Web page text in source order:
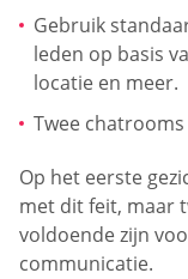
Gebruik
leden op basis
locatie en meer.
Twee
Op het eerste
met dit feit, maar
voldoende zijn
communicatie.